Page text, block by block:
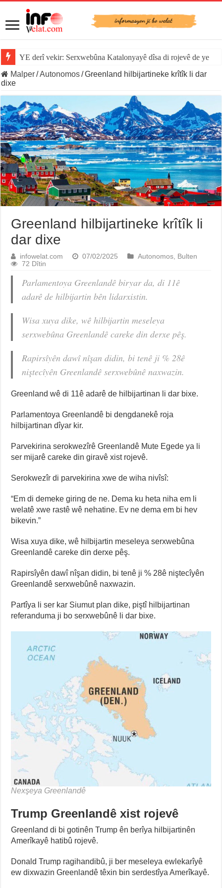
YE derî vekir: Serxwebûna Katalonyayê dîsa di rojevê de ye
Malper/Autonomos/Greenland hilbijartineke krîtîk li dar
dixe
Greenland hilbijartineke krîtîk li
dar dixe
infowelat.com 07/02/2025 Autonomos, Bulten
72 Dîtin
Parlamentoya Greenlandê biryar da, di 11ê
adarê de hilbijartin bên lidarxistin.
Wisa xuya dike, wê hilbijartin meseleya
serxwebûna Greenlandê careke din derxe pêş.
Rapirsîyên dawî nîşan didin, bi tenê ji % 28ê
niştecîyên Greenlandê serxwebûnê naxwazin.
Greenland wê di 11ê adarê de hilbijartinan li dar bixe.
Parlamentoya Greenlandê bi dengdanekê roja
hilbijartinan dîyar kir.
Parvekirina serokwezîrê Greenlandê Mute Egede ya li
ser mijarê careke din giravê xist rojevê.
Serokwezîr di parvekirina xwe de wiha nivîsî:
“Em di demeke giring de ne. Dema ku heta niha em li
welatê xwe rastê wê nehatine. Ev ne dema em bi hev
bikevin.”
Wisa xuya dike, wê hilbijartin meseleya serxwebûna
Greenlandê careke din derxe pêş.
Rapirsîyên dawî nîşan didin, bi tenê ji % 28ê niştecîyên
Greenlandê serxwebûnê naxwazin.
Partîya li ser kar Siumut plan dike, piştî hilbijartinan
referanduma ji bo serxwebûnê li dar bixe.
Nexşeya Greenlandê
Trump Greenlandê xist rojevê
Greenland di bi gotinên Trump ên berîya hilbijartinên
Amerîkayê hatibû rojevê.
Donald Trump ragihandibû, ji ber meseleya ewlekarîyê
ew dixwazin Greenlandê têxin bin serdestîya Amerîkayê.